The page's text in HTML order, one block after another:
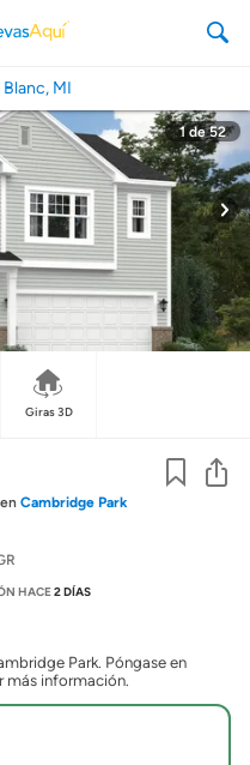
MI
1de52
Giras 3D
en Cambridge Park
HACE2 DÍAS
Park. Póngase en
más información.